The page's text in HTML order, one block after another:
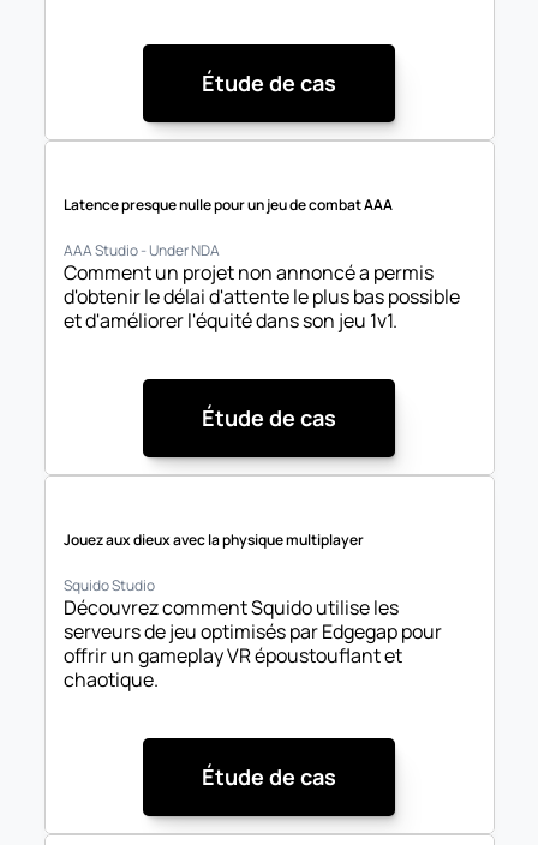
Étude de cas
Latence presque nulle pour un jeu de combat AAA
AAA Studio - Under NDA
Comment un projet non annoncé a permis
d'obtenir le délai d'attente le plus bas possible
et d'améliorer l'équité dans son jeu 1v1.
Étude de cas
Jouez aux dieux avec la physique multiplayer
Squido Studio
Découvrez comment Squido utilise les
serveurs de jeu optimisés par Edgegap pour
offrir un gameplay VR époustouflant et
chaotique.
Étude de cas